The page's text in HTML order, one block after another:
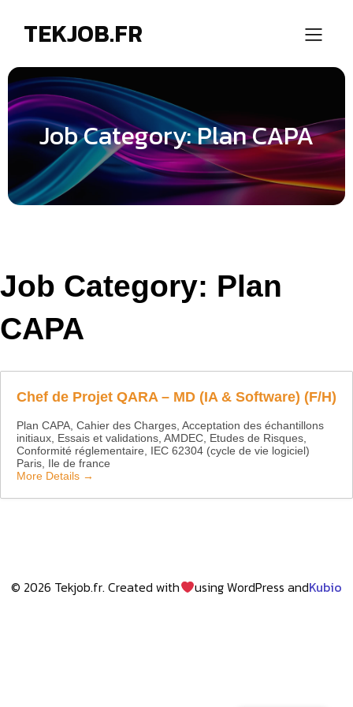
TEKJOB.FR
Job Category: Plan CAPA
Job Category: Plan
CAPA
Chef de Projet QARA – MD (IA & Software) (F/H)
Plan CAPA Cahier des Charges Acceptation des échantillons
initiaux Essais et validations AMDEC Etudes de Risques
Conformité réglementaire
IEC 62304 (cycle de vie logiciel)
Paris Ile de france
More Details
© 2026 Tekjob.fr. Created with using WordPress andKubio